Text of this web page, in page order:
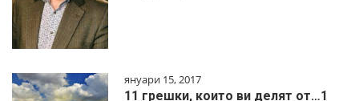
януари 15, 2017
11 грешки, които ви делят от…1